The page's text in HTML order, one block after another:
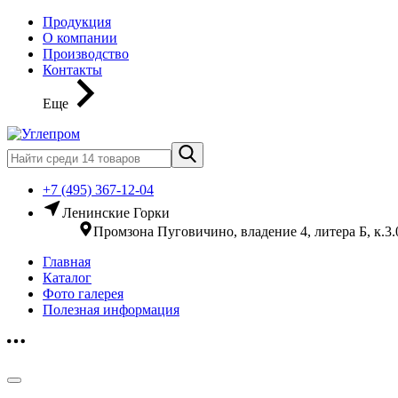
Продукция
О компании
Производство
Контакты
Еще
+7 (495) 367-12-04
Ленинские Горки
Промзона Пуговичино, владение 4, литера Б,
Главная
Каталог
Фото галерея
Полезная информация